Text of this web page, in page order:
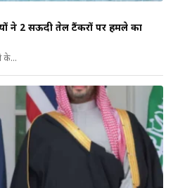
ने 2 सऊदी तेल टैंकरों पर हमले का
के...